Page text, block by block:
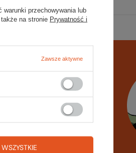
czy masz
w góry, kajak,
LISTA SPRZĘTOWA
warunki przechowywania lub
na stronie Prywatność i
Zawsze aktywne